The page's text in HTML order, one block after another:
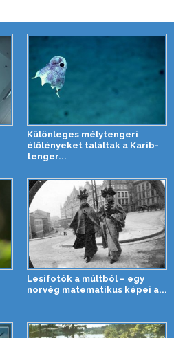
Különleges mélytengeri
élőlényeket találtak a Karib-
tenger...
Lesifotók a múltból – egy
norvég matematikus képei a...